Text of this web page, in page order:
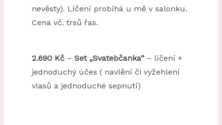
nevěsty). Líčení probíhá u mě v salonku.
Cena vč. trsů řas.
2.690 Kč – Set „Svatebčanka“ – líčení +
jednoduchý účes ( navlění či vyžehlení
vlasů a jednoduché sepnutí)